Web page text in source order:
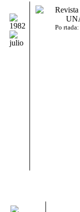
Po rtada: